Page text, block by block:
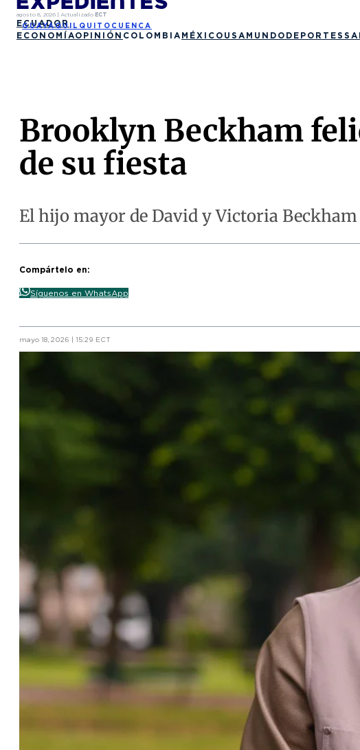
agosto 8, 2026 | Actualizado ECT
ECUADOR
GUAYAQUIL QUITO CUENCA
ECONOMÍAOPINIÓN COLOMBIA MÉXICO USA MUNDO DEPORTES
Brooklyn Beckham
de su fiesta
El hijo mayor de David y Victoria
Compártelo en:
Síguenos en WhatsApp
mayo 18, 2026 | 15:29 ECT